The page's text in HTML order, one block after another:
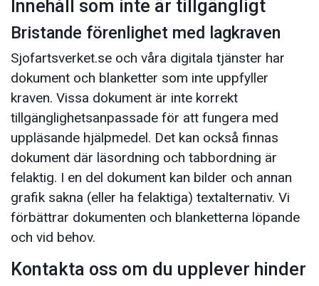
Innehåll som inte är tillgängligt
Bristande förenlighet med lagkraven
Sjofartsverket.se och våra digitala tjänster har
dokument och blanketter som inte uppfyller
kraven. Vissa dokument är inte korrekt
tillgänglighetsanpassade för att fungera med
uppläsande hjälpmedel. Det kan också finnas
dokument där läsordning och tabbordning är
felaktig. I en del dokument kan bilder och annan
grafik sakna (eller ha felaktiga) textalternativ. Vi
förbättrar dokumenten och blanketterna löpande
och vid behov.
Kontakta oss om du upplever hinder